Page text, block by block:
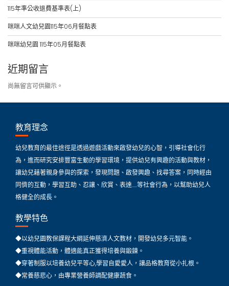
115年準公收退費基準表(上)
咪咪人文幼兒園115年06月餐點表
咪咪幼兒園 115年05月餐點表
近期留言
尚無留言可供顯示。
教育理念
幼兒教育的最佳途徑是透過遊戲活動來啟發幼兒的心智，引導社會化行
為，進而研究安排豐富生動的學習環境，提供幼兒有興趣的活動與教材，
讓幼兒藉著親身參與的探索，發現問題、啟發興趣、找尋答案，同時經由
同儕的互動，學習互助、忍讓、欣賞、表達…..等社會行為，以幫助幼兒人
格健全的成長。
教學特色
◆以幼兒園教保課程大綱延伸慈濟人文教材，開發幼兒多元智能。
◆重視體能活動，體適能真正獲得培養與鍛鍊。
◆穿著制服以培養幼兒平等心,學習自愛愛人，讓品格教育從小扎根。
◆常養慈悲心，由專業營養師調配健康蔬食。